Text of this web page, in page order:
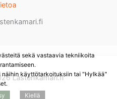
Lastenkamari.fi
sekä vastaavia tekniikoita
käyttötarkoituksiin tai "Hylkää"
Kiellä